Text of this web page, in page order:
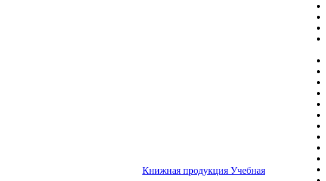
Книжная продукция Учебная